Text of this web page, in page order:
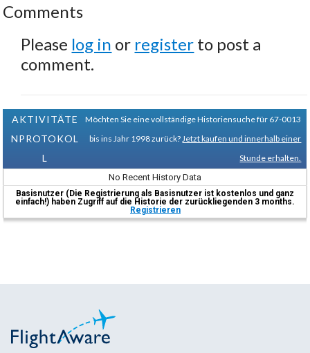
Comments
Please log in or register to post a
comment.
AKTIVITÄTE
NPROTOKOL
L
Möchten Sie eine vollständige Historiensuche für 67-0013
bis ins Jahr 1998 zurück? Jetzt kaufen und innerhalb einer
Stunde erhalten.
No Recent History Data
Basisnutzer (Die Registrierung als Basisnutzer ist kostenlos und ganz
einfach!) haben Zugriff auf die Historie der zurückliegenden 3 months.
Registrieren